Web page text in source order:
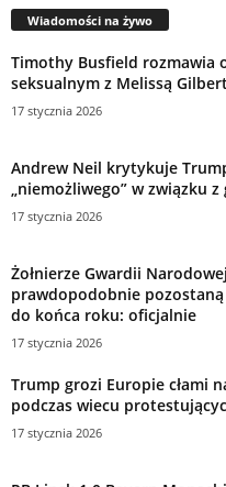
Wiadomości na żywo
Timothy Busfield rozmawia
seksualnym z Melissą
17 stycznia 2026
Andrew Neil krytykuje
„niemożliwego” w związku z
17 stycznia 2026
Żołnierze Gwardii Narodowej
prawdopodobnie
do końca roku: oficjalnie
17 stycznia 2026
Trump grozi Europie cłami
podczas wiecu
17 stycznia 2026